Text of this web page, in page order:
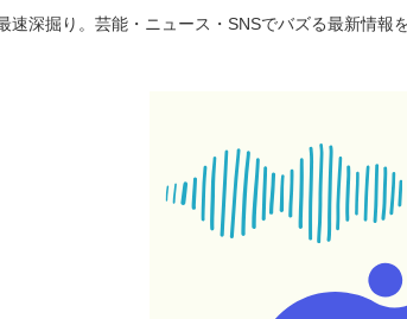
速深掘り。芸能・ニュース・SNSでバズる最新情